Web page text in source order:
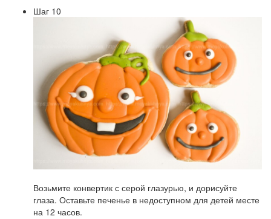
Шаг 10
Возьмите конвертик с серой глазурью, и дорисуйте
глаза. Оставьте печенье в недоступном для детей месте
на 12 часов.